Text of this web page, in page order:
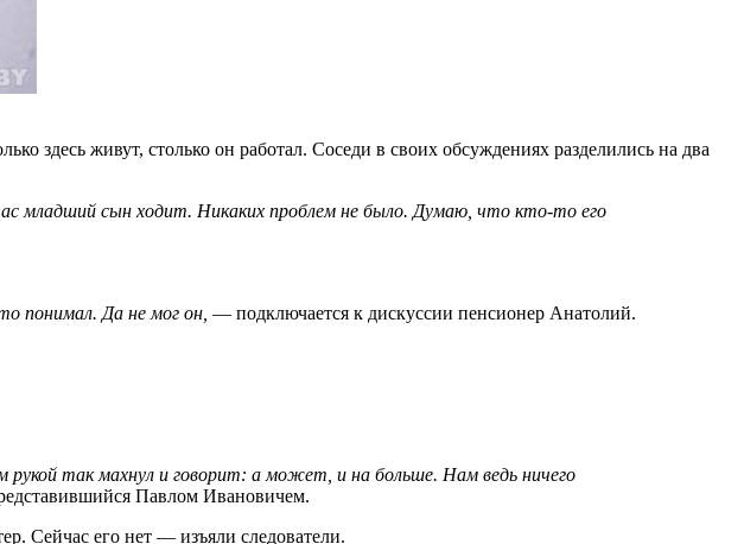
здесь живут, столько он работал. Соседи в своих обсуждениях разделились на два
младший сын ходит. Никаких проблем не было. Думаю, что кто-то его
понимал. Да не мог он, — подключается к дискуссии пенсионер Анатолий.
так махнул и говорит: а может, и на больше. Нам ведь ничего
Павлом Ивановичем.
Сейчас его нет — изъяли следователи.